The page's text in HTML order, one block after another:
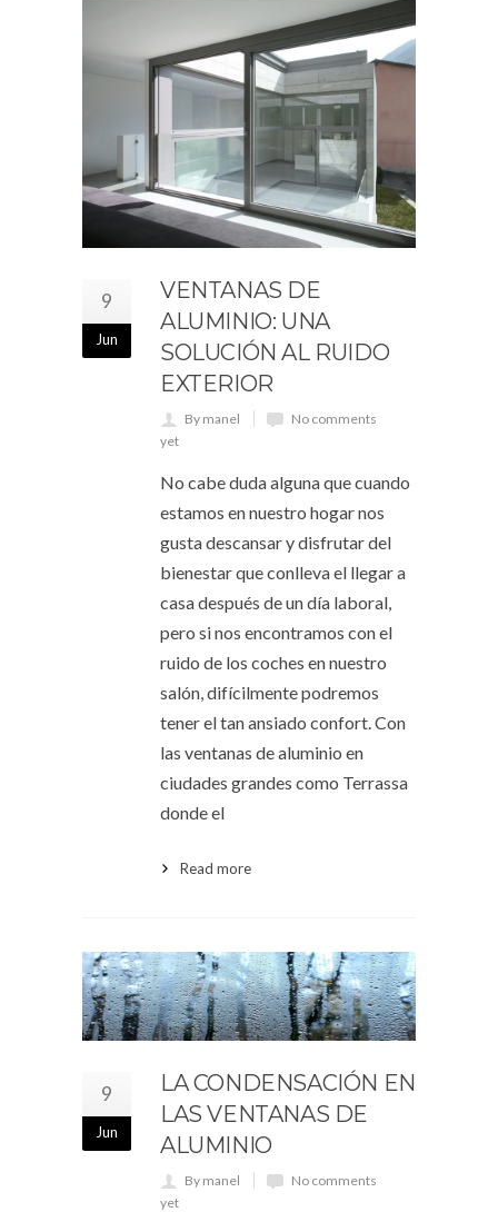
9
Jun
VENTANAS DE
ALUMINIO: UNA
SOLUCIÓN AL RUIDO
EXTERIOR
By manel
No comments
yet
No cabe duda alguna que cuando
estamos en nuestro hogar nos
gusta descansar y disfrutar del
bienestar que conlleva el llegar a
casa después de un día laboral,
pero si nos encontramos con el
ruido de los coches en nuestro
salón, difícilmente podremos
tener el tan ansiado confort. Con
las ventanas de aluminio en
ciudades grandes como Terrassa
donde el
Read more
9
Jun
LA CONDENSACIÓN EN
LAS VENTANAS DE
ALUMINIO
By manel
No comments
yet